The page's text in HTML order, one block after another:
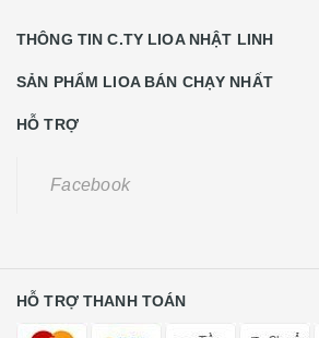
THÔNG TIN C.TY LIOA NHẬT LINH
SẢN PHẨM LIOA BÁN CHẠY NHẤT
HỖ TRỢ
Facebook
HỖ TRỢ THANH TOÁN